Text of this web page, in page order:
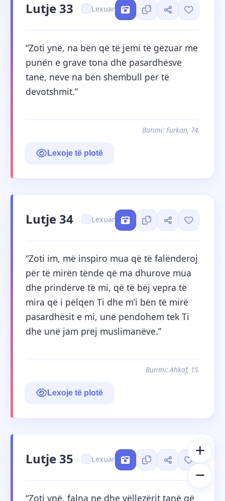
Lutje 33 Lexuar
“Zoti ynë, na bën që të jemi të gëzuar me
punën e grave tona dhe pasardhësve
tanë, neve na bën shembull për të
devotshmit.”
Burimi: Furkan, 74.
Lexoje të plotë
Lutje 34 Lexuar
“Zoti im, më inspiro mua që të falënderoj
për të mirën tënde që ma dhurove mua
dhe prindërve të mi, që të bëj vepra të
mira që i pëlqen Ti dhe m’i bën të mirë
pasardhësit e mi, unë pendohem tek Ti
dhe unë jam prej muslimanëve.”
Burimi: Ahkaf, 15.
Lexoje të plotë
Lutje 35 Lexuar
“Zoti ynë, falna ne dhe vëllezërit tanë që